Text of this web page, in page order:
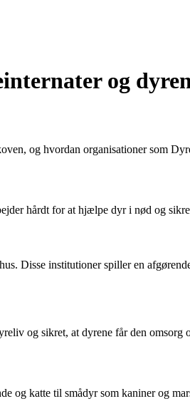
og
og hvordan organisationer som
hårdt for at hjælpe dyr i nød og
Disse institutioner spiller en
og sikret, at dyrene får den omsorg
og katte til smådyr som kaniner og